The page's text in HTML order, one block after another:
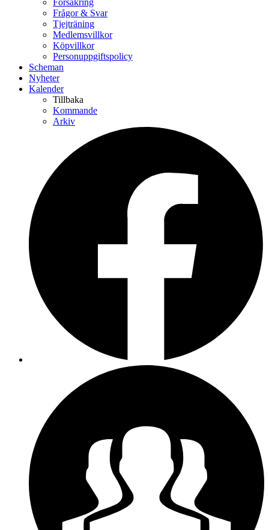
Försäkring
Frågor & Svar
Tjejträning
Medlemsvillkor
Köpvillkor
Personuppgiftspolicy
Scheman
Nyheter
Kalender
Tillbaka
Kommande
Arkiv